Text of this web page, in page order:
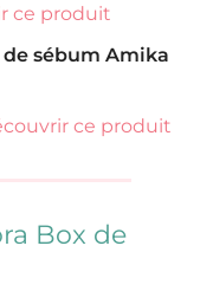
ce produit
sébum Amika
ce produit
Box de